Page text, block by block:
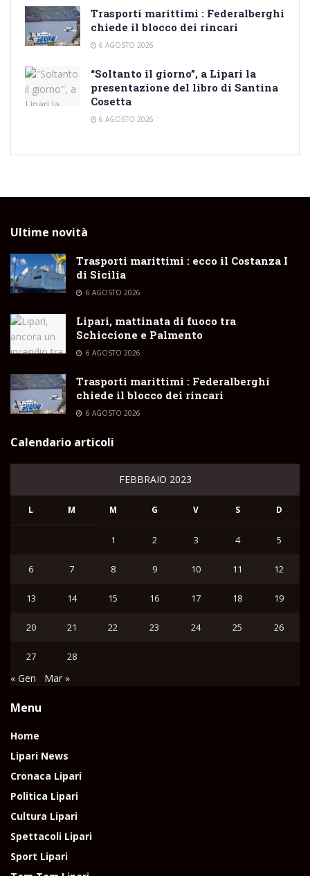
Trasporti marittimi : Federalberghi
chiede il blocco dei rincari
6 AGOSTO 2026
“Soltanto il giorno”, a Lipari la
presentazione del libro di Santina
Cosetta
6 AGOSTO 2026
Ultime novità
Trasporti marittimi : ecco il Costanza I
di Sicilia
6 AGOSTO 2026
Lipari, mattinata di fuoco tra
Schiccione e Palmento
6 AGOSTO 2026
Trasporti marittimi : Federalberghi
chiede il blocco dei rincari
6 AGOSTO 2026
Calendario articoli
FEBBRAIO 2023
L M M G V S D
1 2 3 4 5
6 7 8 9 10 11 12
13 14 15 16 17 18 19
20 21 22 23 24 25 26
27 28
« Gen Mar »
Menu
Home
Lipari News
Cronaca Lipari
Politica Lipari
Cultura Lipari
Spettacoli Lipari
Sport Lipari